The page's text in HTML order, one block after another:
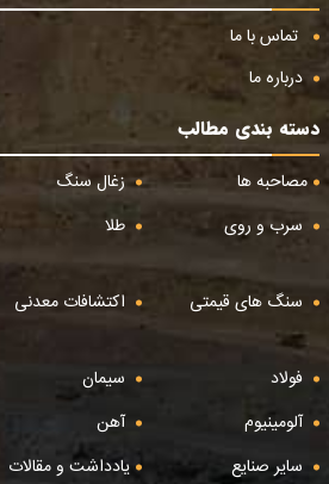
تماس با ما
درباره ما
دسته بندی مطالب
مصاحبه ها
زغال سنگ
سرب و روی
طلا
سنگ های قیمتی
اکتشافات معدنی
فولاد
سیمان
آلومینیوم
آهن
سایر صنایع
یادداشت و مقالات